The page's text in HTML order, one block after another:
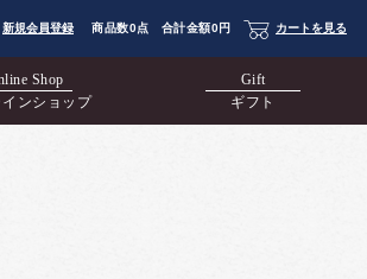
新規会員登録 商品数0点 合計金額0円 カートを見る
Shop
インショップ
Gift
ギフト